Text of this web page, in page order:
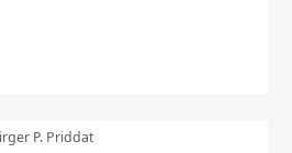
P. Priddat